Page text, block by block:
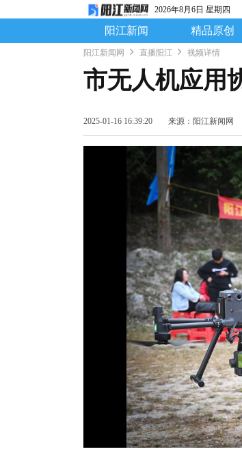
2026年8月6日 星期四
阳江新闻 精品原创
阳江新闻网 直播阳江 视频详情
市无人机应用
2025-01-16 16:39:20 来源：阳江新闻网